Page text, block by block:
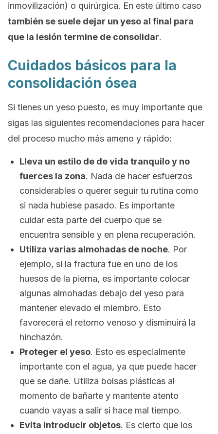
inmovilización) o quirúrgica. En este último caso
también se suele dejar un yeso al final para
que la lesión termine de consolidar.
Cuidados básicos para la
consolidación ósea
Si tienes un yeso puesto, es muy importante que
sigas las siguientes recomendaciones para hacer
del proceso mucho más ameno y rápido:
Lleva un estilo de de vida tranquilo y no
fuerces la zona. Nada de hacer esfuerzos
considerables o querer seguir tu rutina como
si nada hubiese pasado. Es importante
cuidar esta parte del cuerpo que se
encuentra sensible y en plena recuperación.
Utiliza varias almohadas de noche. Por
ejemplo, si la fractura fue en uno de los
huesos de la pierna, es importante colocar
algunas almohadas debajo del yeso para
mantener elevado el miembro. Esto
favorecerá el retorno venoso y disminuirá la
hinchazón.
Proteger el yeso. Esto es especialmente
importante con el agua, ya que puede hacer
que se dañe. Utiliza bolsas plásticas al
momento de bañarte y mantente atento
cuando vayas a salir si hace mal tiempo.
Evita introducir objetos. Es cierto que los